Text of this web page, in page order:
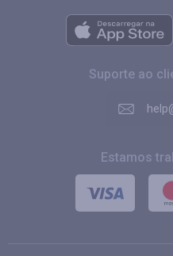
Suporte ao
Estamos